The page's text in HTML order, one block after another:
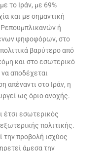
το Ιράν, με 69%
και με σημαντική
ή
ψηφοφόρων, στο
βαρύτερο από
και στο εσωτερικό
αποδέχεται
απέναντι στο Ιράν, η
ως όριο ανοχής.
έτσι εσωτερικός
πολιτικής.
την προβολή ισχύος
άμεσα την